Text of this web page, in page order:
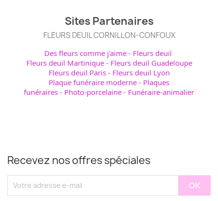
Sites Partenaires
FLEURS DEUIL CORNILLON-CONFOUX
Des fleurs comme j'aime - Fleurs deuil
Fleurs deuil Martinique- Fleurs deuil Guadeloupe
Fleurs deuil Paris- Fleurs deuil Lyon
Plaque funéraire moderne - Plaques
funéraires - Photo-porcelaine - Funéraire-animalier
Recevez nos offres spéciales